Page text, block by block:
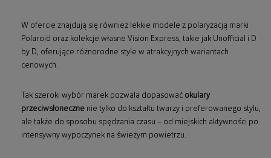
W ofercie znajdują się również lekkie modele z polaryzacją marki
Polaroid oraz kolekcje własne Vision Express, takie jak Unofficial i D
by D, oferujące różnorodne style w atrakcyjnych wariantach
cenowych.
Tak szeroki wybór marek pozwala dopasować okulary
przeciwsłoneczne nie tylko do kształtu twarzy i preferowanego stylu,
ale także do sposobu spędzania czasu – od miejskich aktywności po
intensywny wypoczynek na świeżym powietrzu.